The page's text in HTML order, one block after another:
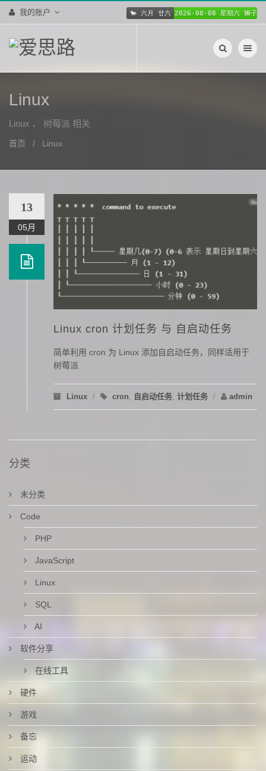
我的账户
切换导航
Linux
Linux 、 树莓派 相关
首页 Linux
13
05月
Linux cron 计划任务 与 自启动任务
简单利用 cron 为 Linux 添加自启动任务，同样适用于
树莓派
Linux / cron, 自启动任务, 计划任务 / admin
分类
未分类
Code
PHP
JavaScript
Linux
SQL
AI
软件分享
在线工具
硬件
游戏
备忘
运动